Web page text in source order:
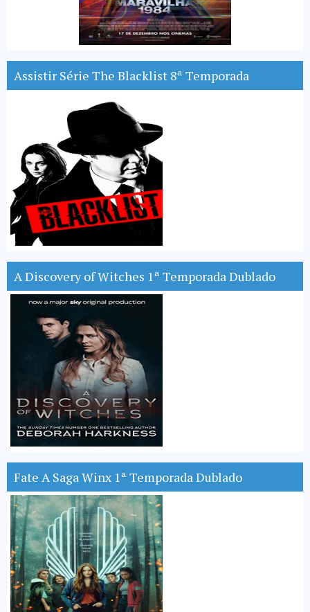
Assistir Série The Blacklist 8ª Temporada
A Discovery of Witches 1ª Temporada Dublado
Fate A Saga Winx 1ª Temporada Dublado